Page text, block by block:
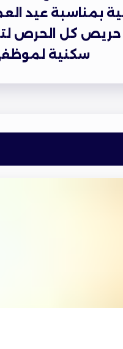
بمناسبة عيد
حريص كل الحرص
سكنية